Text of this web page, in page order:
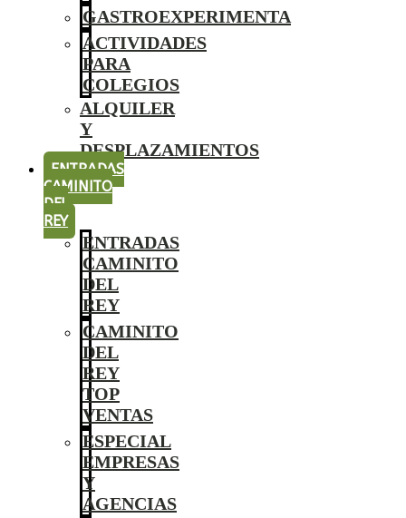
GASTROEXPERIMENTA
ACTIVIDADES
PARA
COLEGIOS
ALQUILER
Y
DESPLAZAMIENTOS
ENTRADAS
CAMINITO
DEL
REY
ENTRADAS
CAMINITO
DEL
REY
CAMINITO
DEL
REY
TOP
VENTAS
ESPECIAL
EMPRESAS
Y
AGENCIAS